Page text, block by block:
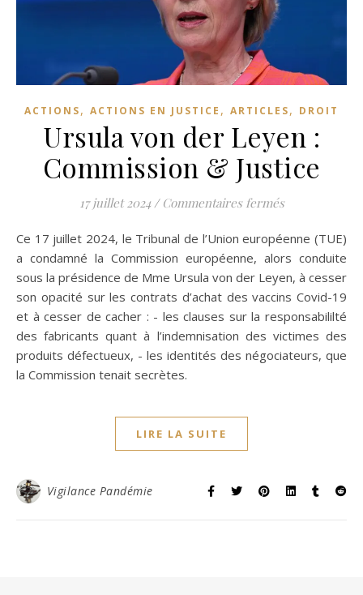
ACTIONS, ACTIONS EN JUSTICE , ARTICLES, DROIT
Ursula von der Leyen :
Commission & Justice
17 juillet 2024 / Commentaires ferméssur Ursula
Ce 17 juillet 2024, le Tribunal de l’Union européenne (TUE)
a condamné la Commission européenne, alors conduite
sous la présidence de Mme Ursula von der Leyen, à cesser
son opacité sur les contrats d’achat des vaccins Covid-19
et à cesser de cacher : - les clauses sur la responsabililté
des fabricants quant à l’indemnisation des victimes des
produits défectueux, - les identités des négociateurs, que
la Commission tenait secrètes.
LIRE LA SUITE
Vigilance Pandémie